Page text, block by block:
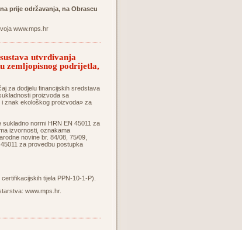
prije održavanja, na Obrascu
www.mps.hr
utvrđivanja
zemljopisnog podrijetla,
za dodjelu financijskih sredstava
proizvoda sa
znak ekološkog proizvoda» za
normi HRN EN 45011 za
izvornosti, oznakama
novine br. 84/08, 75/09,
za provedbu postupka
tijela PPN-10-1-P).
www.mps.hr.